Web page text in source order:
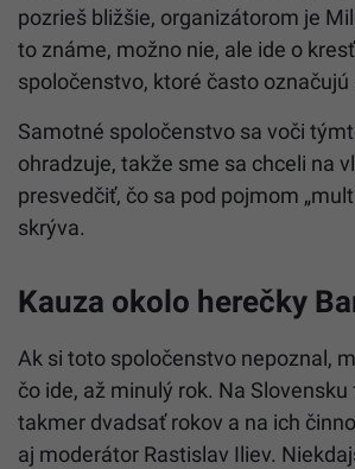
pozrieš bližšie, organizátorom je
to známe, možno nie, ale ide o
spoločenstvo, ktoré často označujú
Samotné spoločenstvo sa voči
ohradzuje, takže sme sa chceli na
presvedčiť, čo sa pod pojmom
skrýva.
Kauza okolo herečky
Ak si toto spoločenstvo nepoznal,
čo ide, až minulý rok. Na Slovensku
takmer dvadsať rokov a na ich
aj moderátor Rastislav Iliev.